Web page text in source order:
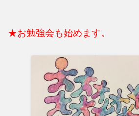
★お勉強会も始めます。